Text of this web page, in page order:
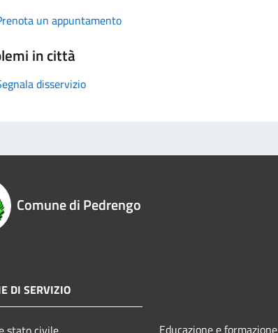
un appuntamento
in città
disservizio
Comune di Pedrengo
DI SERVIZIO
Educazione e formazione